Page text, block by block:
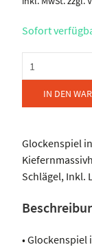
Sofort
Sonor
-
Menge
IN DEN
Glockenspiel
Schlägel, Inkl.
•